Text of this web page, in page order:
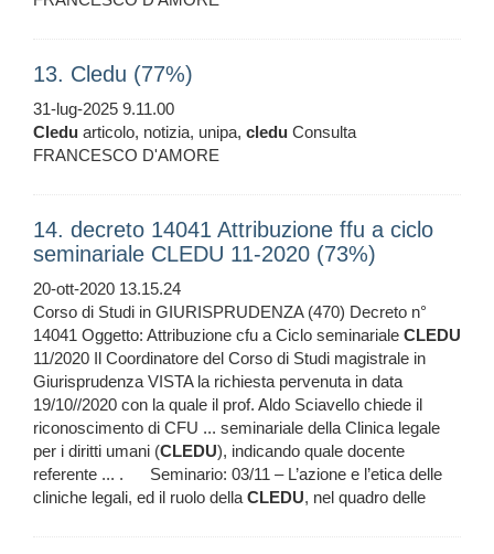
13. Cledu (77%)
31-lug-2025 9.11.00
Cledu articolo, notizia, unipa, cledu Consulta
FRANCESCO D'AMORE
14. decreto 14041 Attribuzione ffu a ciclo
seminariale CLEDU 11-2020 (73%)
20-ott-2020 13.15.24
Corso di Studi in GIURISPRUDENZA (470) Decreto n°
14041 Oggetto: Attribuzione cfu a Ciclo seminariale CLEDU
11/2020 Il Coordinatore del Corso di Studi magistrale in
Giurisprudenza VISTA la richiesta pervenuta in data
19/10//2020 con la quale il prof. Aldo Sciavello chiede il
riconoscimento di CFU ... seminariale della Clinica legale
per i diritti umani (CLEDU), indicando quale docente
referente ... . Seminario: 03/11 – L’azione e l’etica delle
cliniche legali, ed il ruolo dellaCLEDU, nel quadro delle